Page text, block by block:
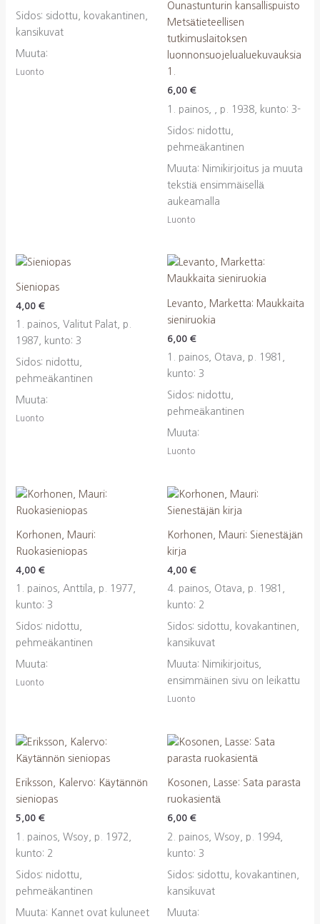
Sidos: sidottu, kovakantinen,
kansikuvat
Muuta:
Luonto
Ounastunturin kansallispuisto
Metsätieteellisen
tutkimuslaitoksen
luonnonsuojelualuekuvauksia
1.
6,00 €
1. painos, , p. 1938, kunto: 3-
Sidos: nidottu,
pehmeäkantinen
Muuta: Nimikirjoitus ja muuta
tekstiä ensimmäisellä
aukeamalla
Luonto
Sieniopas
4,00 €
1. painos, Valitut Palat, p.
1987, kunto: 3
Sidos: nidottu,
pehmeäkantinen
Muuta:
Luonto
Levanto, Marketta: Maukkaita
sieniruokia
6,00 €
1. painos, Otava, p. 1981,
kunto: 3
Sidos: nidottu,
pehmeäkantinen
Muuta:
Luonto
Korhonen, Mauri:
Ruokasieniopas
4,00 €
1. painos, Anttila, p. 1977,
kunto: 3
Sidos: nidottu,
pehmeäkantinen
Muuta:
Luonto
Korhonen, Mauri: Sienestäjän
kirja
4,00 €
4. painos, Otava, p. 1981,
kunto: 2
Sidos: sidottu, kovakantinen,
kansikuvat
Muuta: Nimikirjoitus,
ensimmäinen sivu on leikattu
Luonto
Eriksson, Kalervo: Käytännön
sieniopas
5,00 €
1. painos, Wsoy, p. 1972,
kunto: 2
Sidos: nidottu,
pehmeäkantinen
Muuta: Kannet ovat kuluneet
Kosonen, Lasse: Sata parasta
ruokasientä
6,00 €
2. painos, Wsoy, p. 1994,
kunto: 3
Sidos: sidottu, kovakantinen,
kansikuvat
Muuta: